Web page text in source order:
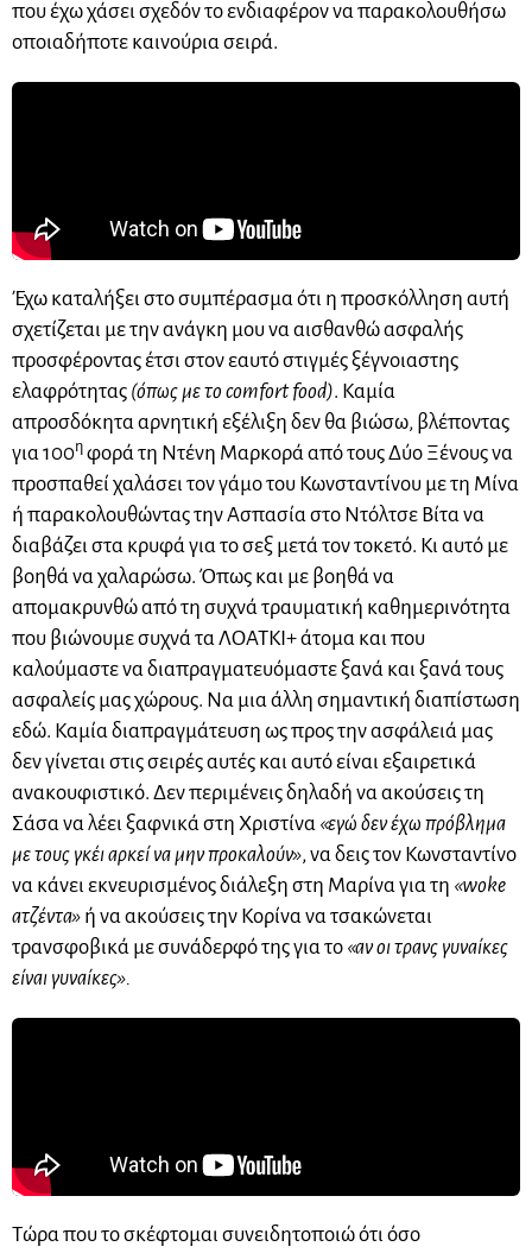
που έχω χάσει σχεδόν το ενδιαφέρον να παρακολουθήσω
οποιαδήποτε καινούρια σειρά.
Έχω καταλήξει στο συμπέρασμα ότι η προσκόλληση αυτή
σχετίζεται με την ανάγκη μου να αισθανθώ ασφαλής
προσφέροντας έτσι στον εαυτό στιγμές ξέγνοιαστης
ελαφρότητας (όπως με το comfort food). Καμία
απροσδόκητα αρνητική εξέλιξη δεν θα βιώσω, βλέποντας
για 100η φορά τη Ντένη Μαρκορά από τους Δύο Ξένους να
προσπαθεί χαλάσει τον γάμο του Κωνσταντίνου με τη Μίνα
ή παρακολουθώντας την Ασπασία στο Ντόλτσε Βίτα να
διαβάζει στα κρυφά για το σεξ μετά τον τοκετό. Κι αυτό με
βοηθά να χαλαρώσω. Όπως και με βοηθά να
απομακρυνθώ από τη συχνά τραυματική καθημερινότητα
που βιώνουμε συχνά τα ΛΟΑΤΚΙ+ άτομα και που
καλούμαστε να διαπραγματευόμαστε ξανά και ξανά τους
ασφαλείς μας χώρους. Να μια άλλη σημαντική διαπίστωση
εδώ. Καμία διαπραγμάτευση ως προς την ασφάλειά μας
δεν γίνεται στις σειρές αυτές και αυτό είναι εξαιρετικά
ανακουφιστικό. Δεν περιμένεις δηλαδή να ακούσεις τη
Σάσα να λέει ξαφνικά στη Χριστίνα «εγώ δεν έχω πρόβλημα
με τους γκέι αρκεί να μην προκαλούν», να δεις τον Κωνσταντίνο
να κάνει εκνευρισμένος διάλεξη στη Μαρίνα για τη «woke
ατζέντα» ή να ακούσεις την Κορίνα να τσακώνεται
τρανσφοβικά με συνάδερφό της για το «αν οι τρανς γυναίκες
είναι γυναίκες».
Τώρα που το σκέφτομαι συνειδητοποιώ ότι όσο